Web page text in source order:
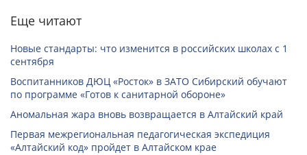
Еще читают
Новые стандарты: что изменится в российских школах с 1
сентября
Воспитанников ДЮЦ «Росток» в ЗАТО Сибирский обучают
по программе «Готов к санитарной обороне»
Аномальная жара вновь возвращается в Алтайский край
Первая межрегиональная педагогическая экспедиция
«Алтайский код» пройдет в Алтайском крае